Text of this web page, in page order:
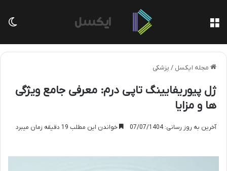
مجله ایکسل / پزشکی
ژل پیوریفایینگ تاپی درم: معرفی جامع ویژگی
ها و مزایا
آخرین به روز رسانی: 07/07/1404 خواندن این مطلب 19 دقیقه زمان میبرد